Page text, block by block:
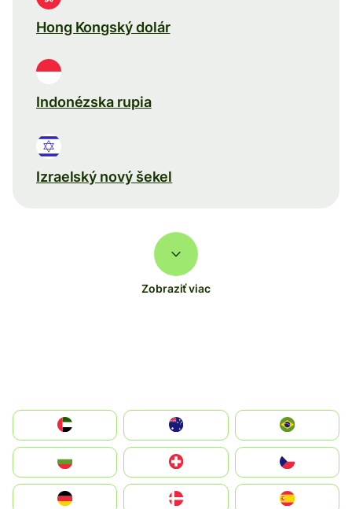
Hong Kongský dolár
Indonézska rupia
Izraelský nový šekel
Zobraziť viac
الإمارات العربية المتحدة
Switzerland
Deutschland